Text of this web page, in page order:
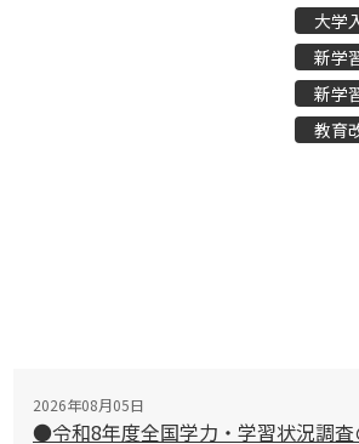
大学
新学
新学
教育
2026年08月05日
●令和8年度全国学力・学習状況調